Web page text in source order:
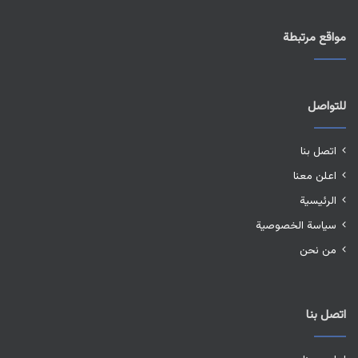
مواقع مرتبطة
للتواصل
اتصل بنا
اعلن معنا
الرئيسية
سياسة الخصوصية
من نحن
اتصل بنا